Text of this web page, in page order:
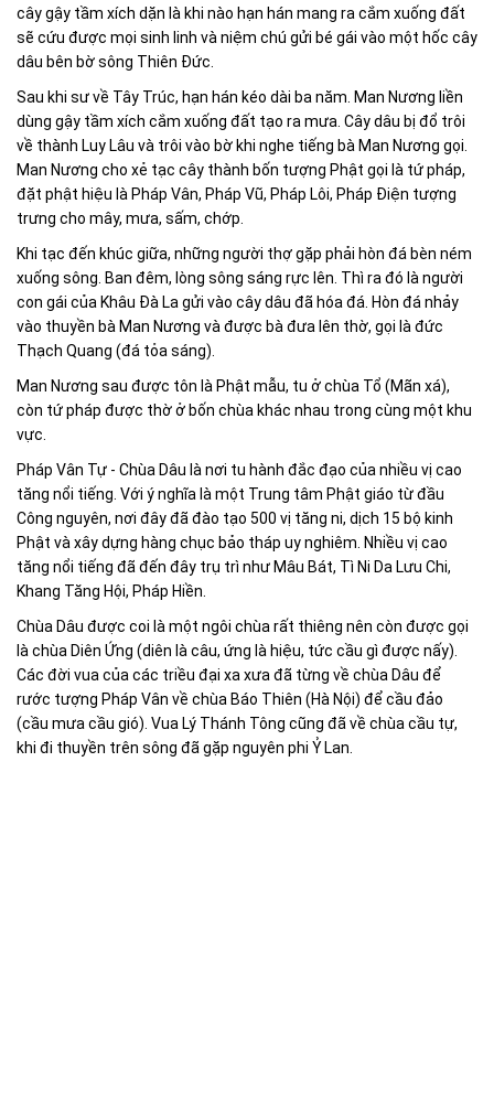
cây gậy tầm xích dặn là khi nào hạn hán mang ra cắm xuống đất
sẽ cứu được mọi sinh linh và niệm chú gửi bé gái vào một hốc cây
dâu bên bờ sông Thiên Đức.
Sau khi sư về Tây Trúc, hạn hán kéo dài ba năm. Man Nương liền
dùng gậy tầm xích cắm xuống đất tạo ra mưa. Cây dâu bị đổ trôi
về thành Luy Lâu và trôi vào bờ khi nghe tiếng bà Man Nương gọi.
Man Nương cho xẻ tạc cây thành bốn tượng Phật gọi là tứ pháp,
đặt phật hiệu là Pháp Vân, Pháp Vũ, Pháp Lôi, Pháp Điện tượng
trưng cho mây, mưa, sấm, chớp.
Khi tạc đến khúc giữa, những người thợ gặp phải hòn đá bèn ném
xuống sông. Ban đêm, lòng sông sáng rực lên. Thì ra đó là người
con gái của Khâu Đà La gửi vào cây dâu đã hóa đá. Hòn đá nhảy
vào thuyền bà Man Nương và được bà đưa lên thờ, gọi là đức
Thạch Quang (đá tỏa sáng).
Man Nương sau được tôn là Phật mẫu, tu ở chùa Tổ (Mãn xá),
còn tứ pháp được thờ ở bốn chùa khác nhau trong cùng một khu
vực.
Pháp Vân Tự - Chùa Dâu là nơi tu hành đắc đạo của nhiều vị cao
tăng nổi tiếng. Với ý nghĩa là một Trung tâm Phật giáo từ đầu
Công nguyên, nơi đây đã đào tạo 500 vị tăng ni, dịch 15 bộ kinh
Phật và xây dựng hàng chục bảo tháp uy nghiêm. Nhiều vị cao
tăng nổi tiếng đã đến đây trụ trì như Mâu Bát, Tì Ni Da Lưu Chi,
Khang Tăng Hội, Pháp Hiền.
Chùa Dâu được coi là một ngôi chùa rất thiêng nên còn được gọi
là chùa Diên Ứng (diên là câu, ứng là hiệu, tức cầu gì được nấy).
Các đời vua của các triều đại xa xưa đã từng về chùa Dâu để
rước tượng Pháp Vân về chùa Báo Thiên (Hà Nội) để cầu đảo
(cầu mưa cầu gió). Vua Lý Thánh Tông cũng đã về chùa cầu tự,
khi đi thuyền trên sông đã gặp nguyên phi Ỷ Lan.